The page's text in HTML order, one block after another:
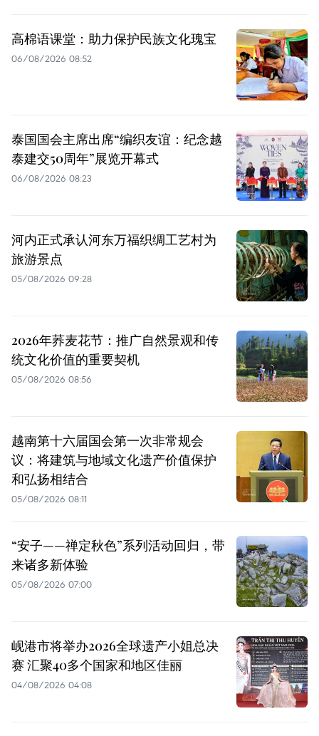
高棉语课堂：助力保护民族文化瑰宝
06/08/2026 08:52
泰国国会主席出席“编织友谊：纪念越
泰建交50周年”展览开幕式
06/08/2026 08:23
河内正式承认河东万福织绸工艺村为
旅游景点
05/08/2026 09:28
2026年荞麦花节：推广自然景观和传
统文化价值的重要契机
05/08/2026 08:56
越南第十六届国会第一次非常规会
议：将建筑与地域文化遗产价值保护
和弘扬相结合
05/08/2026 08:11
“安子——禅定秋色”系列活动回归，带
来诸多新体验
05/08/2026 07:00
岘港市将举办2026全球遗产小姐总决
赛 汇聚40多个国家和地区佳丽
04/08/2026 04:08